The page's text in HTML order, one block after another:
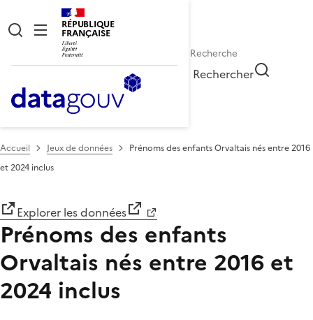
RÉPUBLIQUE
FRANÇAISE
Rechercher
Accueil Jeux de données
Prénoms des enfants Orvaltais nés entre 2016
et 2024 inclus
Explorer les données
Prénoms des enfants
Orvaltais nés entre 2016 et
2024 inclus